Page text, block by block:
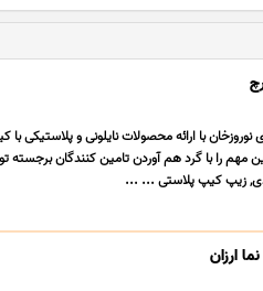
نوروزخان با ارائه محصولات نایلونی و پلاستیکی
را با گرد هم آوردن تامین کنندگان برجسته
زیپ کیپ پلاستی ... ...
ارزان